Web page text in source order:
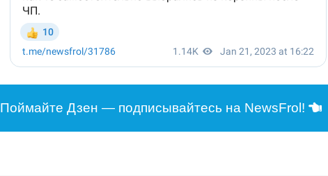
Поймайте Дзен — подписывайтесь на NewsFrol!